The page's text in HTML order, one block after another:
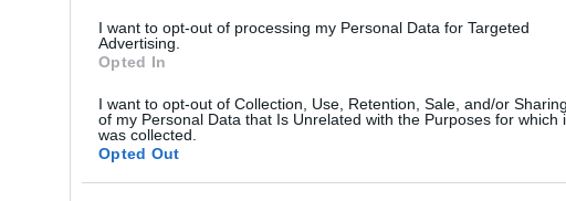
I want to opt-out of processing my Personal Data for Targeted
Advertising.
Opted In
I want to opt-out of Collection, Use, Retention, Sale, and/or Sharing
of my Personal Data that Is Unrelated with the Purposes for which
was collected.
Opted Out
negyedéves
eredményei az
a vihar az Uber
a Snapchat, de